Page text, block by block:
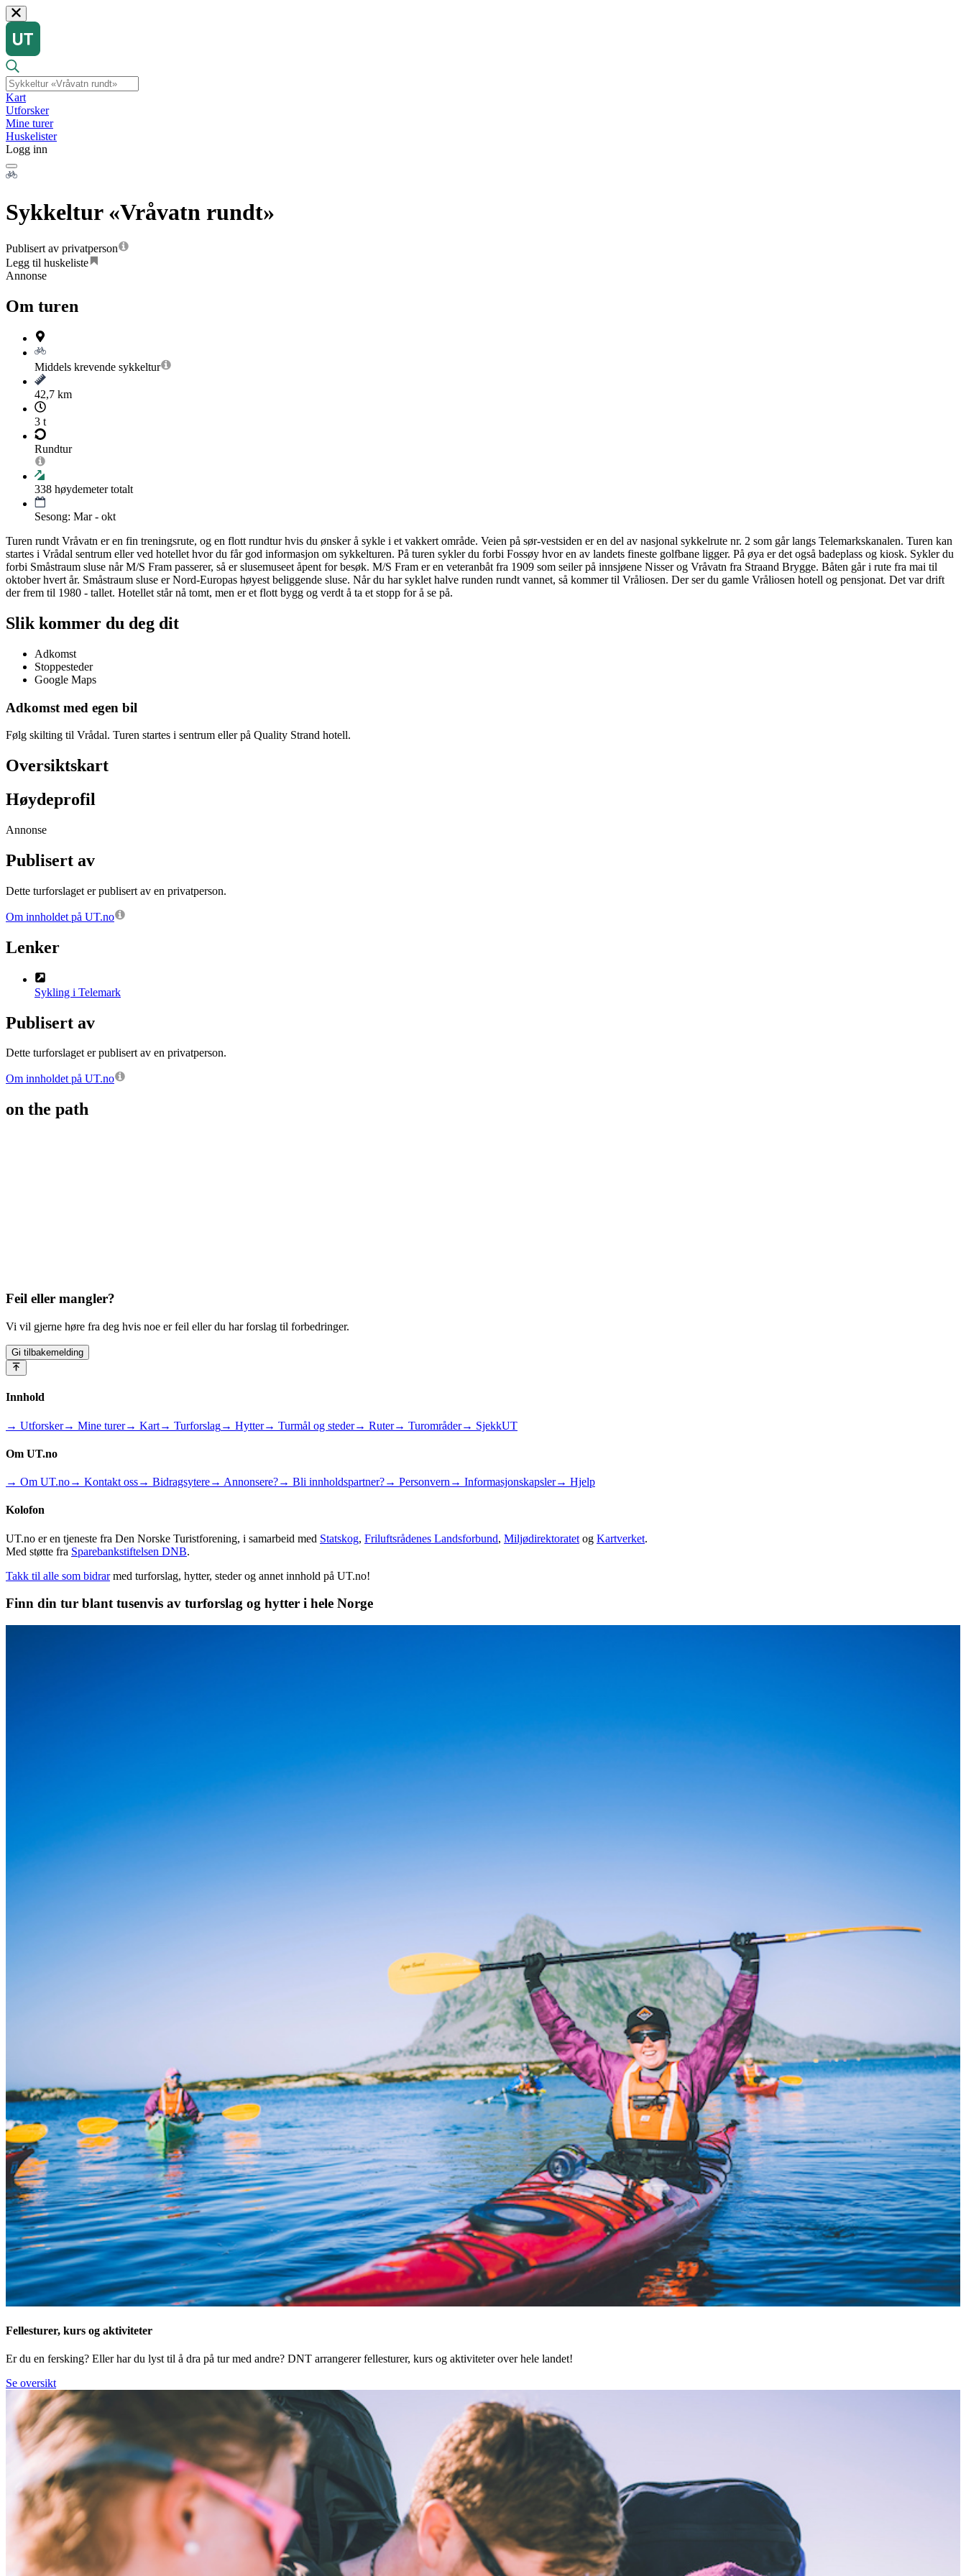
Kart
Utforsker
Mine turer
Huskelister
Logg inn
Sykkeltur «Vråvatn rundt»
Publisert av privatperson
Legg til huskeliste
Annonse
Om turen
Middels krevende sykkeltur
42,7 km
3 t
Rundtur
338 høydemeter totalt
Sesong: Mar - okt
Turen rundt Vråvatn er en fin treningsrute, og en flott rundtur hvis du ønsker å sykle i et vakkert område. Veien på sør-vestsiden er en del av nasjonal sykkelrute nr. 2 som går langs Telemarkskanalen. Turen kan
startes i Vrådal sentrum eller ved hotellet hvor du får god informasjon om sykkelturen. På turen sykler du forbi Fossøy hvor en av landets fineste golfbane ligger. På øya er det også badeplass og kiosk. Sykler du
forbi Småstraum sluse når M/S Fram passerer, så er slusemuseet åpent for besøk. M/S Fram er en veteranbåt fra 1909 som seiler på innsjøene Nisser og Vråvatn fra Straand Brygge. Båten går i rute fra mai til
oktober hvert år. Småstraum sluse er Nord-Europas høyest beliggende sluse. Når du har syklet halve runden rundt vannet, så kommer til Vråliosen. Der ser du gamle Vråliosen hotell og pensjonat. Det var drift
der frem til 1980 - tallet. Hotellet står nå tomt, men er et flott bygg og verdt å ta et stopp for å se på.
Slik kommer du deg dit
Adkomst
Stoppesteder
Google Maps
Adkomst med egen bil
Følg skilting til Vrådal. Turen startes i sentrum eller på Quality Strand hotell.
Oversiktskart
Høydeprofil
Annonse
Publisert av
Dette turforslaget er publisert av en privatperson.
Om innholdet på UT.no
Lenker
Sykling i Telemark
Publisert av
Dette turforslaget er publisert av en privatperson.
Om innholdet på UT.no
on the path
Feil eller mangler?
Vi vil gjerne høre fra deg hvis noe er feil eller du har forslag til forbedringer.
Gi tilbakemelding
Innhold
→ Utforsker→ Mine turer→ Kart→ Turforslag→ Hytter→ Turmål og steder→ Ruter→ Turområder→ SjekkUT
Om UT.no
→ Om UT.no→ Kontakt oss→ Bidragsytere→ Annonsere?→ Bli innholdspartner?→ Personvern → Informasjonskapsler→ Hjelp
Kolofon
UT.no er en tjeneste fra Den Norske Turistforening, i samarbeid med Statskog, Friluftsrådenes Landsforbund, Miljødirektoratet og Kartverket.
Med støtte fra Sparebankstiftelsen DNB.
Takk til alle som bidrar med turforslag, hytter, steder og annet innhold på UT.no!
Finn din tur blant tusenvis av turforslag og hytter i hele Norge
Fellesturer, kurs og aktiviteter
Er du en fersking? Eller har du lyst til å dra på tur med andre? DNT arrangerer fellesturer, kurs og aktiviteter over hele landet!
Se oversikt